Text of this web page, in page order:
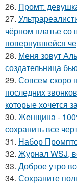
26. Промт:
27.
чёрном платье со
повернувшейся
28. Меня зовут
создательница
29. Совсем скоро
последних
которые хочется
30. Женщина -
сохранить все
31. Набор
32. Журнал WSJ,
33. Доброе утро
34. Сохраните